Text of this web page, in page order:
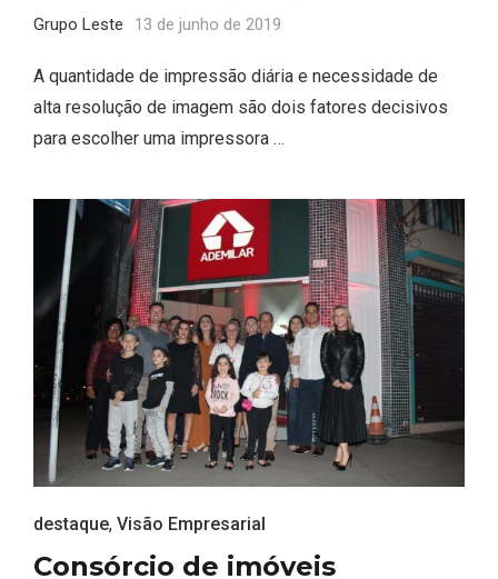
Grupo Leste 13 de junho de 2019
A quantidade de impressão diária e necessidade de
alta resolução de imagem são dois fatores decisivos
para escolher uma impressora …
destaque, Visão Empresarial
Consórcio de imóveis